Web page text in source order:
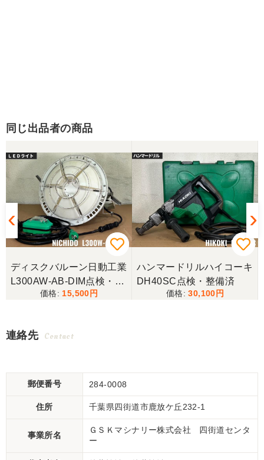
同じ出品者の商品
ディスクバルーン日動工業
L300AW-AB-DIM点検・清
15,500
ハンマードリルハイコーキ
DH40SC点検・整備済
30,100
連絡先 Contact
郵便番号 284-0008
住所 千葉県四街道市鹿放ケ丘232-1
事業所名
ＧＳＫマシナリー株式会社 四街道センタ
ー